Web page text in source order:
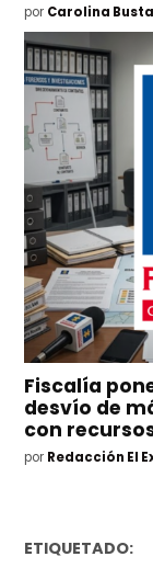
por Carolina
Fiscalía
desvío de
con
por Redacción El
ETIQUETADO: